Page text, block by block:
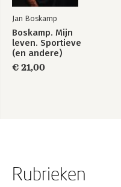
Jan Boskamp
Boskamp. Mijn
leven. Sportieve
(en andere)
ontboezemingen
€ 21,00
Rubrieken